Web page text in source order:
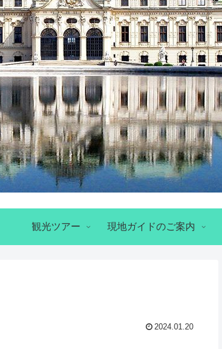
観光ツアー 現地ガイドのご案内
2024.01.20